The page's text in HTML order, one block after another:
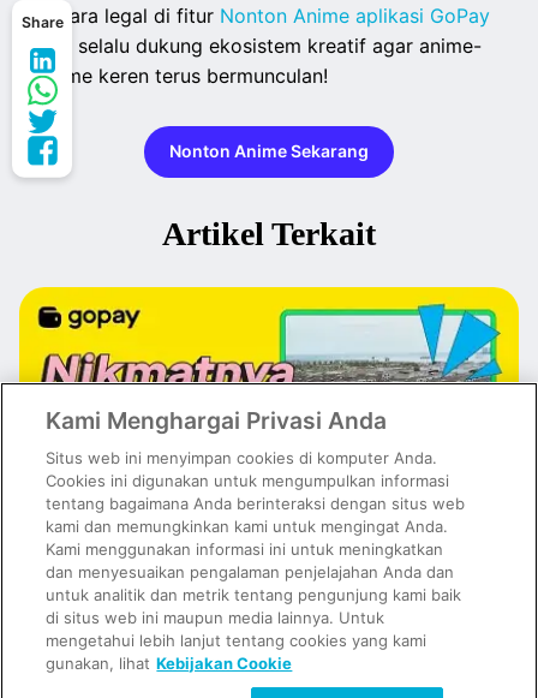
Share
secara legal di fitur Nonton Anime aplikasi GoPay
dan selalu dukung ekosistem kreatif agar anime-
anime keren terus bermunculan!
Nonton Anime Sekarang
Artikel Terkait
Kuliner PIK Paling Hits dan Viral di Media Sosial, Wajib Masuk
Wishlist!
Kami Menghargai Privasi Anda
Situs web ini menyimpan cookies di komputer Anda.
Cookies ini digunakan untuk mengumpulkan informasi
tentang bagaimana Anda berinteraksi dengan situs web
kami dan memungkinkan kami untuk mengingat Anda.
Kami menggunakan informasi ini untuk meningkatkan
dan menyesuaikan pengalaman penjelajahan Anda dan
untuk analitik dan metrik tentang pengunjung kami baik
di situs web ini maupun media lainnya. Untuk
mengetahui lebih lanjut tentang cookies yang kami
gunakan, lihat Kebijakan Cookie